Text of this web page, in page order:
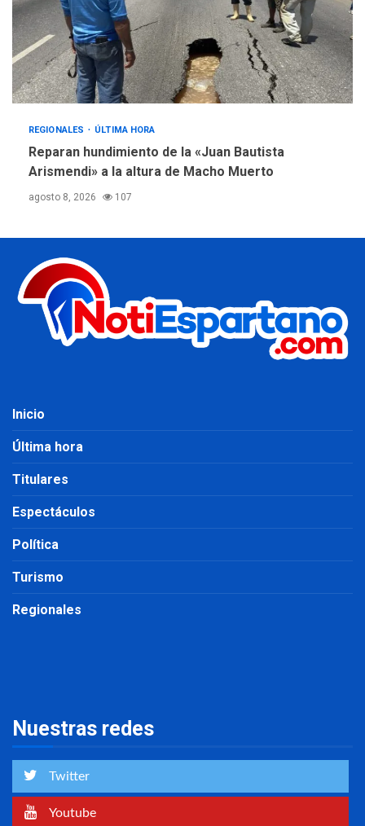
REGIONALES ÚLTIMA HORA
Reparan hundimiento de la «Juan Bautista
Arismendi» a la altura de Macho Muerto
agosto 8, 2026 107
Inicio
Última hora
Titulares
Espectáculos
Política
Turismo
Regionales
Nuestras redes
Twitter
Youtube